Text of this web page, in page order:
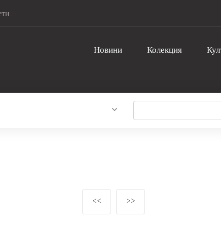
Новини Колекция
<< >>